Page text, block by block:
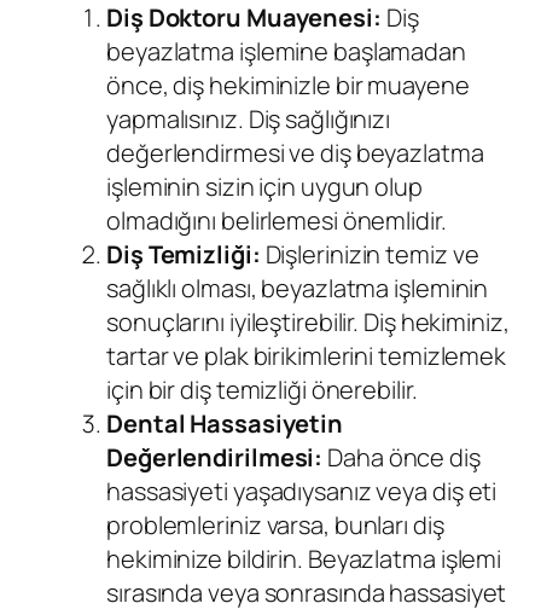
Diş Doktoru Muayenesi: Diş
beyazlatma işlemine başlamadan
önce, diş hekiminizle bir muayene
yapmalısınız. Diş sağlığınızı
değerlendirmesi ve diş beyazlatma
işleminin sizin için uygun olup
olmadığını belirlemesi önemlidir.
Diş Temizliği: Dişlerinizin temiz ve
sağlıklı olması, beyazlatma işleminin
sonuçlarını iyileştirebilir. Diş hekiminiz,
tartar ve plak birikimlerini temizlemek
için bir diş temizliği önerebilir.
Dental Hassasiyetin
Değerlendirilmesi: Daha önce diş
hassasiyeti yaşadıysanız veya diş eti
problemleriniz varsa, bunları diş
hekiminize bildirin. Beyazlatma işlemi
sırasında veya sonrasında hassasiyet